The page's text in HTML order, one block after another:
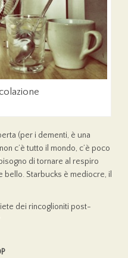
(per i dementi, è una
c’è tutto il mondo, c’è poco
di tornare al respiro
bello. Starbucks è mediocre, il
dei rincoglioniti post-